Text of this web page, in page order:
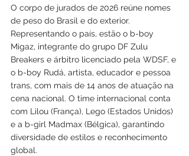
O corpo de jurados de 2026 reúne nomes
de peso do Brasil e do exterior.
Representando o país, estão o b-boy
Migaz, integrante do grupo DF Zulu
Breakers e árbitro licenciado pela WDSF, e
o b-boy Rudá, artista, educador e pessoa
trans, com mais de 14 anos de atuação na
cena nacional. O time internacional conta
com Lilou (França), Lego (Estados Unidos)
e a b-girl Madmax (Bélgica), garantindo
diversidade de estilos e reconhecimento
global.